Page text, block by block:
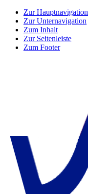
Zur Hauptnavigation
Zur Unternavigation
Zum Inhalt
Zur Seitenleiste
Zum Footer